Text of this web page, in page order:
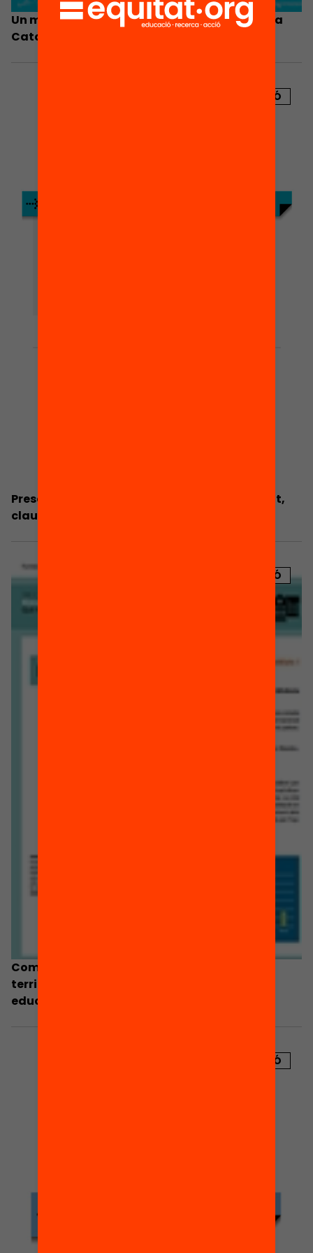
Un model de formació professional dual per a
Catalunya?
PUBLICACIÓ
Presentació: Les expectatives del professorat,
clau de l’èxit educatiu?
PUBLICACIÓ
Com cal gestionar els recursos educatius en
territoris poc poblats i amb baixa demanda
educativa?
PUBLICACIÓ